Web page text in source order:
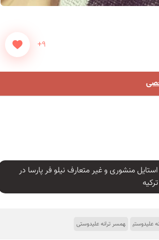
+۹
استایل منشوری و غیر متعارف نیلو فر پارسا در
ترکیه
علیدوستی همسر ترانه علیدوستی